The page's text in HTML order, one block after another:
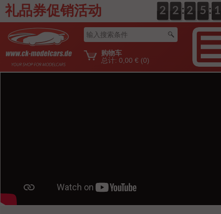
礼品券促销活动 0
2
2 0
2
2 : 0
2
2 0
5
5 : 2
1
1
购物车
总计: 0,00 € (0)